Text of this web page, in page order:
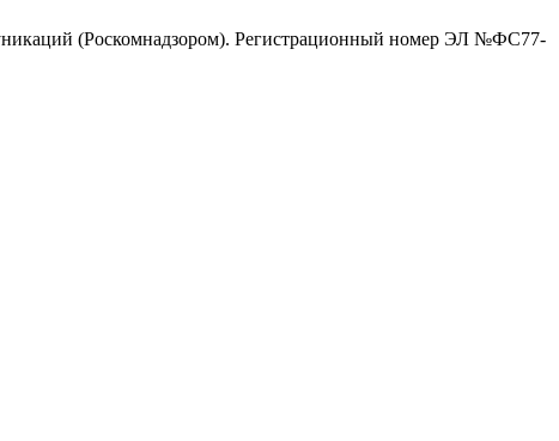
(Роскомнадзором). Регистрационный номер ЭЛ №ФС77-